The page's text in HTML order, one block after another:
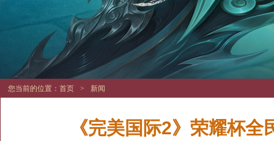
您当前的位置： 首页 > 新闻
《完美国际2》荣耀杯